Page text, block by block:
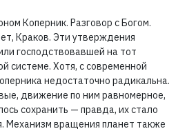
Коперник. Разговор с Богом.
Краков. Эти утверждения
господствовавшей на тот
системе. Хотя, с современной
недостаточно радикальна.
движение по ним равномерное,
сохранить — правда, их стало
Механизм вращения планет также